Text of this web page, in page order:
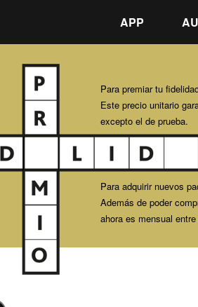
APP
Para premiar tu
Este precio unitario
excepto el de prueba.
Para adquirir nuevos
Además de poder
ahora es mensual